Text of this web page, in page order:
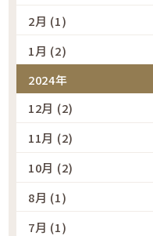
2月 (1)
1月 (2)
2024年
12月 (2)
11月 (2)
10月 (2)
8月 (1)
7月 (1)